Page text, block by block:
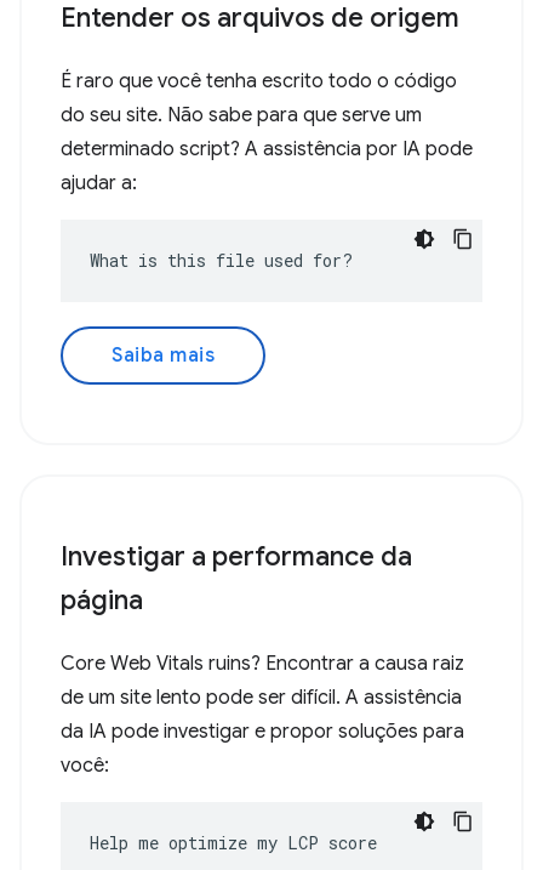
Entender os arquivos de origem
É raro que você tenha escrito todo o código
do seu site. Não sabe para que serve um
determinado script? A assistência por IA pode
ajudar a:
What is this file used for?
Saiba mais
Investigar a performance da
página
Core Web Vitals ruins? Encontrar a causa raiz
de um site lento pode ser difícil. A assistência
da IA pode investigar e propor soluções para
você:
Help me optimize my LCP score